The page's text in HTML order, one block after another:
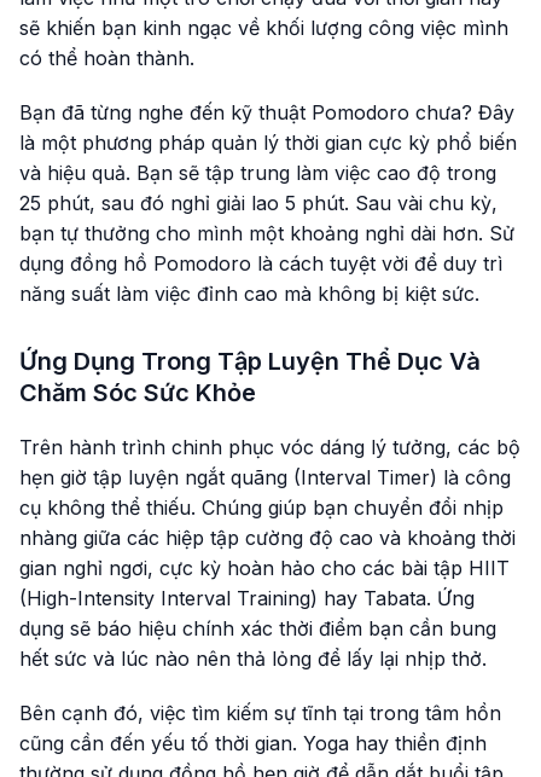
sẽ khiến bạn kinh ngạc về khối lượng công việc mình
có thể hoàn thành.
Bạn đã từng nghe đến kỹ thuật Pomodoro chưa? Đây
là một phương pháp quản lý thời gian cực kỳ phổ biến
và hiệu quả. Bạn sẽ tập trung làm việc cao độ trong
25 phút, sau đó nghỉ giải lao 5 phút. Sau vài chu kỳ,
bạn tự thưởng cho mình một khoảng nghỉ dài hơn. Sử
dụng đồng hồ Pomodoro là cách tuyệt vời để duy trì
năng suất làm việc đỉnh cao mà không bị kiệt sức.
Ứng Dụng Trong Tập Luyện Thể Dục Và
Chăm Sóc Sức Khỏe
Trên hành trình chinh phục vóc dáng lý tưởng, các bộ
hẹn giờ tập luyện ngắt quãng (Interval Timer) là công
cụ không thể thiếu. Chúng giúp bạn chuyển đổi nhịp
nhàng giữa các hiệp tập cường độ cao và khoảng thời
gian nghỉ ngơi, cực kỳ hoàn hảo cho các bài tập HIIT
(High-Intensity Interval Training) hay Tabata. Ứng
dụng sẽ báo hiệu chính xác thời điểm bạn cần bung
hết sức và lúc nào nên thả lỏng để lấy lại nhịp thở.
Bên cạnh đó, việc tìm kiếm sự tĩnh tại trong tâm hồn
cũng cần đến yếu tố thời gian. Yoga hay thiền định